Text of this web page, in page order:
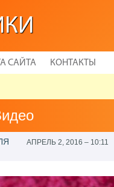
САЙТА КОНТАКТЫ
АПРЕЛЬ 2, 2016 – 10:11